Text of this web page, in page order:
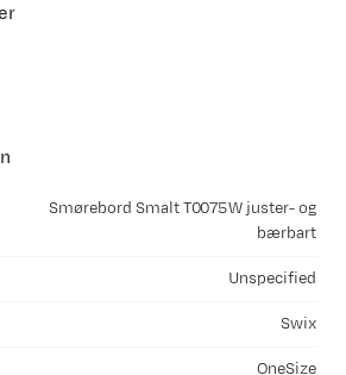
Smørebord Smalt T0075W juster- og
bærbart
Unspecified
Swix
OneSize